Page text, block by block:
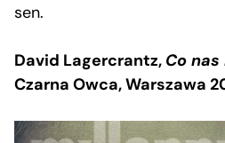
sen.
David Lagercrantz, Co
Czarna Owca, Warszawa